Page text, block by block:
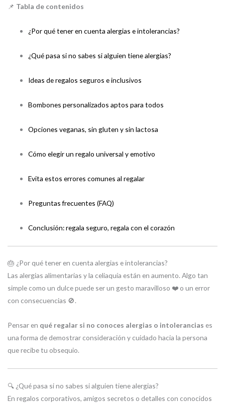
📌 Tabla de contenidos
¿Por qué tener en cuenta alergias e intolerancias?
¿Qué pasa si no sabes si alguien tiene alergias?
Ideas de regalos seguros e inclusivos
Bombones personalizados aptos para todos
Opciones veganas, sin gluten y sin lactosa
Cómo elegir un regalo universal y emotivo
Evita estos errores comunes al regalar
Preguntas frecuentes (FAQ)
Conclusión: regala seguro, regala con el corazón
🎂 ¿Por qué tener en cuenta alergias e intolerancias?
Las alergias alimentarias y la celiaquía están en aumento. Algo tan
simple como un dulce puede ser un gesto maravilloso ❤️ o un error
con consecuencias 🚫.
Pensar en qué regalar si no conoces alergias o intolerancias es
una forma de demostrar consideración y cuidado hacia la persona
que recibe tu obsequio.
🔍 ¿Qué pasa si no sabes si alguien tiene alergias?
En regalos corporativos, amigos secretos o detalles con conocidos